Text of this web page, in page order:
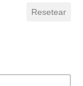
Resetear